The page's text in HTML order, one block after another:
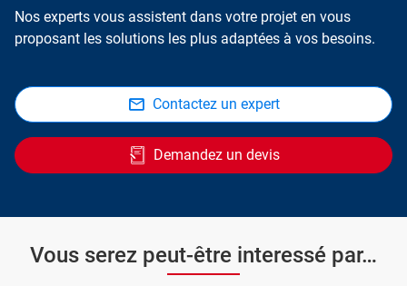
Nos experts vous assistent dans votre projet en vous
proposant les solutions les plus adaptées à vos besoins.
Contactez un expert
Demandez un devis
Vous serez peut-être interessé par…